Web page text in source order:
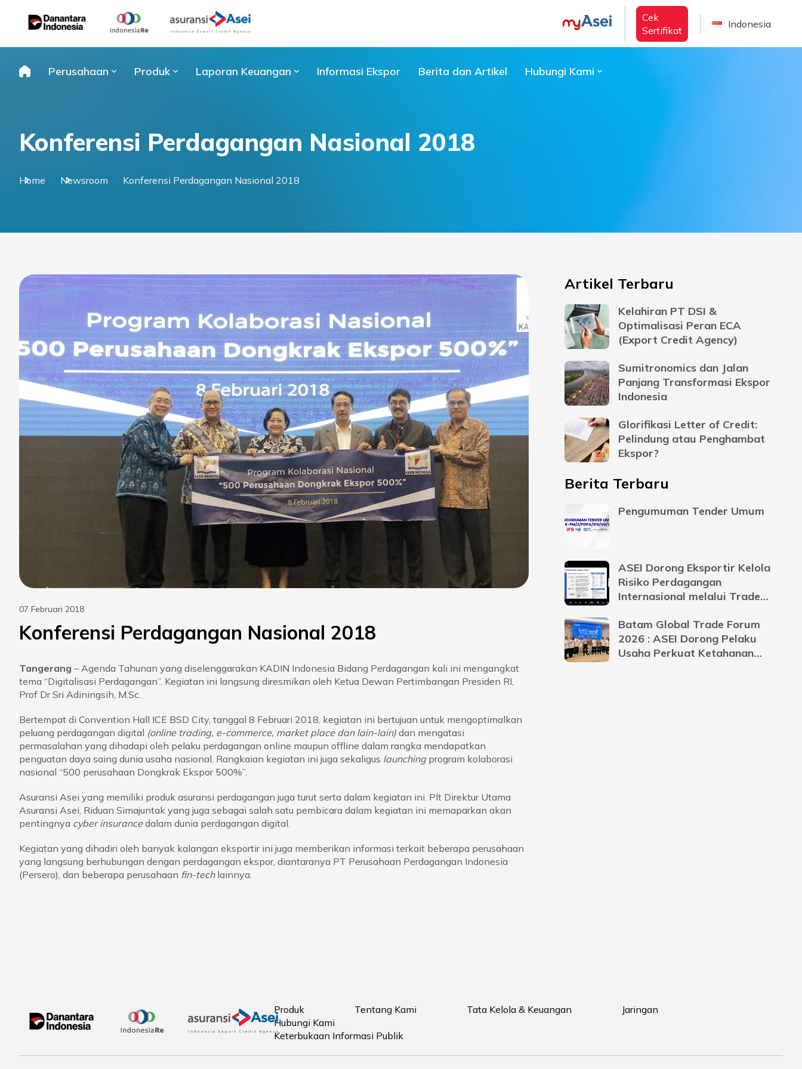
content
Cek
Sertifikat
Indonesia
Perusahaan Produk Laporan Keuangan Informasi Ekspor Berita dan Artikel Hubungi Kami
Konferensi Perdagangan Nasional 2018
Home Newsroom Konferensi Perdagangan Nasional 2018
07 Februari 2018
Konferensi Perdagangan Nasional 2018
Tangerang – Agenda Tahunan yang diselenggarakan KADIN Indonesia Bidang Perdagangan kali ini mengangkat
tema “Digitalisasi Perdagangan”. Kegiatan ini langsung diresmikan oleh Ketua Dewan Pertimbangan Presiden RI,
Prof Dr Sri Adiningsih, M.Sc.
Bertempat di Convention Hall ICE BSD City, tanggal 8 Februari 2018, kegiatan ini bertujuan untuk mengoptimalkan
peluang perdagangan digital (online trading, e-commerce, market place dan lain-lain) dan mengatasi
permasalahan yang dihadapi oleh pelaku perdagangan online maupun offline dalam rangka mendapatkan
penguatan daya saing dunia usaha nasional. Rangkaian kegiatan ini juga sekaligus launching program kolaborasi
nasional “500 perusahaan Dongkrak Ekspor 500%”.
Asuransi Asei yang memiliki produk asuransi perdagangan juga turut serta dalam kegiatan ini. Plt Direktur Utama
Asuransi Asei, Riduan Simajuntak yang juga sebagai salah satu pembicara dalam kegiatan ini memaparkan akan
pentingnya cyber insurancedalam dunia perdagangan digital.
Kegiatan yang dihadiri oleh banyak kalangan eksportir ini juga memberikan informasi terkait beberapa perusahaan
yang langsung berhubungan dengan perdagangan ekspor, diantaranya PT Perusahaan Perdagangan Indonesia
(Persero), dan beberapa perusahaan fin-techlainnya.
Artikel Terbaru
Kelahiran PT DSI &
Optimalisasi Peran ECA
(Export Credit Agency)
Sumitronomics dan Jalan
Panjang Transformasi Ekspor
Indonesia
Glorifikasi Letter of Credit:
Pelindung atau Penghambat
Ekspor?
Berita Terbaru
Pengumuman Tender Umum
ASEI Dorong Eksportir Kelola
Risiko Perdagangan
Internasional melalui Trade
Batam Global Trade Forum
2026 : ASEI Dorong Pelaku
Usaha Perkuat Ketahanan
Produk Tentang Kami Tata Kelola & Keuangan
Jaringan
Hubungi Kami
Keterbukaan Informasi Publik